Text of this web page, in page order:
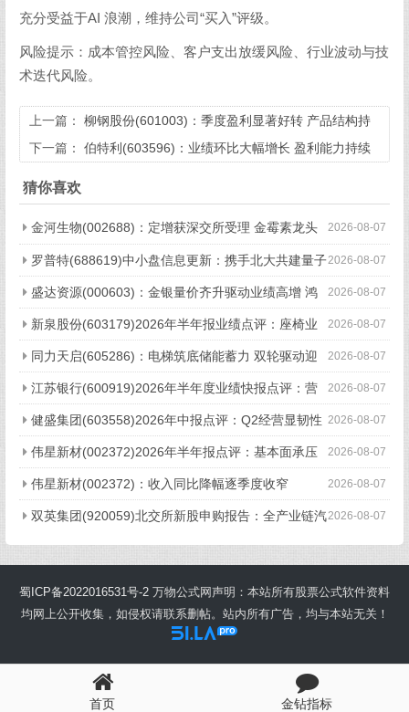
充分受益于AI 浪潮，维持公司“买入”评级。
风险提示：成本管控风险、客户支出放缓风险、行业波动与技
术迭代风险。
上一篇： 柳钢股份(601003)：季度盈利显著好转 产品结构持
续改善
下一篇： 伯特利(603596)：业绩环比大幅增长 盈利能力持续
猜你喜欢
2026-08-07
金河生物(002688)：定增获深交所受理 金霉素龙头
未来可期 2026-08-07
罗普特(688619)中小盘信息更新：携手北大共建量子
实验室 CMOS伊辛机产业化可期 2026-08-07
盛达资源(000603)：金银量价齐升驱动业绩高增 鸿
林矿业正式投产增量可期 2026-08-07
新泉股份(603179)2026年半年报业绩点评：座椅业
务高速增长 汇兑及减值影响短期利润 2026-08-07
同力天启(605286)：电梯筑底储能蓄力 双轮驱动迎
成长新局 2026-08-07
江苏银行(600919)2026年半年度业绩快报点评：营
收加速增长 风险抵补能力充足 2026-08-07
健盛集团(603558)2026年中报点评：Q2经营显韧性
越南盈利显著提升 2026-08-07
伟星新材(002372)2026年半年报点评：基本面承压
经营保持韧性 2026-08-07
伟星新材(002372)：收入同比降幅逐季度收窄
2026-08-07
双英集团(920059)北交所新股申购报告：全产业链汽
车座椅先锋 绑定吉利/比亚迪/赛力斯
蜀ICP备2022016531号-2 万物公式网声明：本站所有股票公式软件资料
均网上公开收集，如侵权请联系删帖。站内所有广告，均与本站无关！
首页 金钻指标